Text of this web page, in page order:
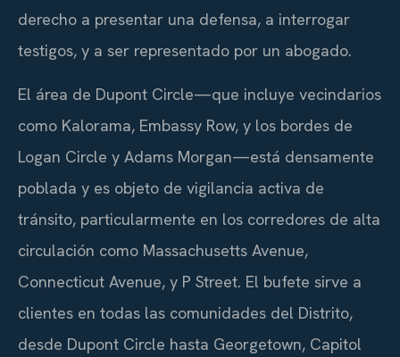
derecho a presentar una defensa, a interrogar
testigos, y a ser representado por un abogado.
El área de Dupont Circle—que incluye vecindarios
como Kalorama, Embassy Row, y los bordes de
Logan Circle y Adams Morgan—está densamente
poblada y es objeto de vigilancia activa de
tránsito, particularmente en los corredores de alta
circulación como Massachusetts Avenue,
Connecticut Avenue, y P Street. El bufete sirve a
clientes en todas las comunidades del Distrito,
desde Dupont Circle hasta Georgetown, Capitol